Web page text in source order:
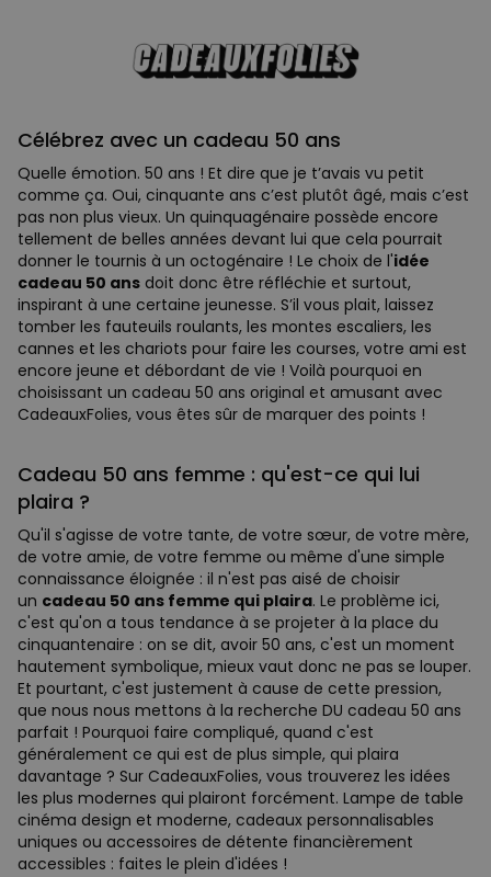
Célébrez avec un cadeau 50 ans
Quelle émotion. 50 ans ! Et dire que je t’avais vu petit
comme ça. Oui, cinquante ans c’est plutôt âgé, mais c’est
pas non plus vieux. Un quinquagénaire possède encore
tellement de belles années devant lui que cela pourrait
donner le tournis à un octogénaire ! Le choix de l'idée
cadeau 50 ans doit donc être réfléchie et surtout,
inspirant à une certaine jeunesse. S’il vous plait, laissez
tomber les fauteuils roulants, les montes escaliers, les
cannes et les chariots pour faire les courses, votre ami est
encore jeune et débordant de vie ! Voilà pourquoi en
choisissant un cadeau 50 ans original et amusant avec
CadeauxFolies, vous êtes sûr de marquer des points !
Cadeau 50 ans femme : qu'est-ce qui lui
plaira ?
Qu'il s'agisse de votre tante, de votre sœur, de votre mère,
de votre amie, de votre femme ou même d'une simple
connaissance éloignée : il n'est pas aisé de choisir
un cadeau 50 ans femme qui plaira. Le problème ici,
c'est qu'on a tous tendance à se projeter à la place du
cinquantenaire : on se dit, avoir 50 ans, c'est un moment
hautement symbolique, mieux vaut donc ne pas se louper.
Et pourtant, c'est justement à cause de cette pression,
que nous nous mettons à la recherche DU cadeau 50 ans
parfait ! Pourquoi faire compliqué, quand c'est
généralement ce qui est de plus simple, qui plaira
davantage ? Sur CadeauxFolies, vous trouverez les idées
les plus modernes qui plairont forcément. Lampe de table
cinéma design et moderne, cadeaux personnalisables
uniques ou accessoires de détente financièrement
accessibles : faites le plein d'idées !